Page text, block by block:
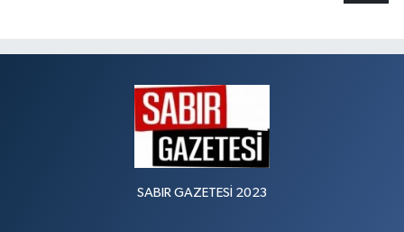
SABIR GAZETESİ 2023